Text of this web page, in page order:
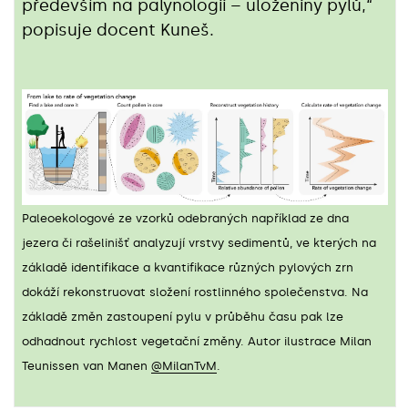
především na palynologii – uloženiny pylů,“
popisuje docent Kuneš.
Paleoekologové ze vzorků odebraných například ze dna
jezera či rašelinišť analyzují vrstvy sedimentů, ve kterých na
základě identifikace a kvantifikace různých pylových zrn
dokáží rekonstruovat složení rostlinného společenstva. Na
základě změn zastoupení pylu v průběhu času pak lze
odhadnout rychlost vegetační změny. Autor ilustrace Milan
Teunissen van Manen @MilanTvM.